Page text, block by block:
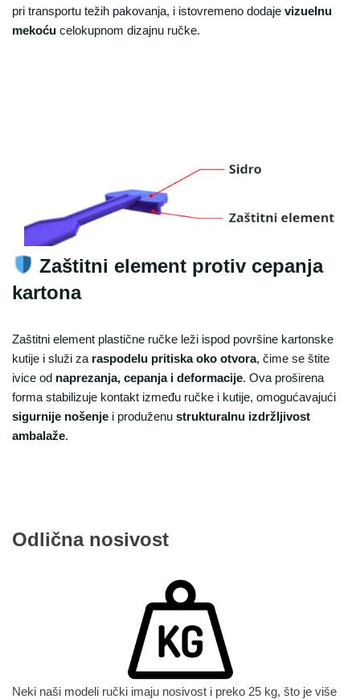
pri transportu težih pakovanja, i istovremeno dodaje vizuelnu
mekoću celokupnom dizajnu ručke.
Zaštitni element protiv cepanja
kartona
Zaštitni element plastične ručke leži ispod površine kartonske
kutije i služi za raspodelu pritiska oko otvora, čime se štite
ivice od naprezanja, cepanja i deformacije. Ova proširena
forma stabilizuje kontakt između ručke i kutije, omogućavajući
sigurnije nošenje i produženu strukturalnu izdržljivost
ambalaže.
Odlična nosivost
Neki naši modeli ručki imaju nosivost i preko 25 kg, što je više